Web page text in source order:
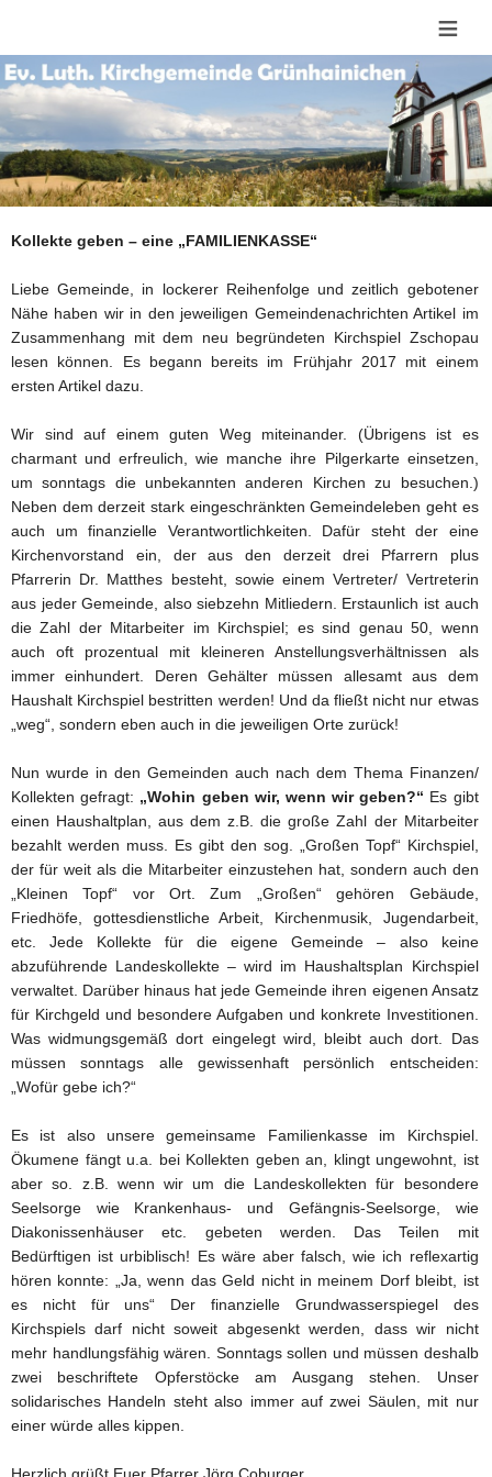
≡
Kollekte geben – eine „FAMILIENKASSE“
Liebe Gemeinde, in lockerer Reihenfolge und zeitlich gebotener
Nähe haben wir in den jeweiligen Gemeindenachrichten Artikel im
Zusammenhang mit dem neu begründeten Kirchspiel Zschopau
lesen können. Es begann bereits im Frühjahr 2017 mit einem
ersten Artikel dazu.
Wir sind auf einem guten Weg miteinander. (Übrigens ist es
charmant und erfreulich, wie manche ihre Pilgerkarte einsetzen,
um sonntags die unbekannten anderen Kirchen zu besuchen.)
Neben dem derzeit stark eingeschränkten Gemeindeleben geht es
auch um finanzielle Verantwortlichkeiten. Dafür steht der eine
Kirchenvorstand ein, der aus den derzeit drei Pfarrern plus
Pfarrerin Dr. Matthes besteht, sowie einem Vertreter/ Vertreterin
aus jeder Gemeinde, also siebzehn Mitliedern. Erstaunlich ist auch
die Zahl der Mitarbeiter im Kirchspiel; es sind genau 50, wenn
auch oft prozentual mit kleineren Anstellungsverhältnissen als
immer einhundert. Deren Gehälter müssen allesamt aus dem
Haushalt Kirchspiel bestritten werden! Und da fließt nicht nur etwas
„weg“, sondern eben auch in die jeweiligen Orte zurück!
Nun wurde in den Gemeinden auch nach dem Thema Finanzen/
Kollekten gefragt: „Wohin geben wir, wenn wir geben?“ Es gibt
einen Haushaltplan, aus dem z.B. die große Zahl der Mitarbeiter
bezahlt werden muss. Es gibt den sog. „Großen Topf“ Kirchspiel,
der für weit als die Mitarbeiter einzustehen hat, sondern auch den
„Kleinen Topf“ vor Ort. Zum „Großen“ gehören Gebäude,
Friedhöfe, gottesdienstliche Arbeit, Kirchenmusik, Jugendarbeit,
etc. Jede Kollekte für die eigene Gemeinde – also keine
abzuführende Landeskollekte – wird im Haushaltsplan Kirchspiel
verwaltet. Darüber hinaus hat jede Gemeinde ihren eigenen Ansatz
für Kirchgeld und besondere Aufgaben und konkrete Investitionen.
Was widmungsgemäß dort eingelegt wird, bleibt auch dort. Das
müssen sonntags alle gewissenhaft persönlich entscheiden:
„Wofür gebe ich?“
Es ist also unsere gemeinsame Familienkasse im Kirchspiel.
Ökumene fängt u.a. bei Kollekten geben an, klingt ungewohnt, ist
aber so. z.B. wenn wir um die Landeskollekten für besondere
Seelsorge wie Krankenhaus- und Gefängnis-Seelsorge, wie
Diakonissenhäuser etc. gebeten werden. Das Teilen mit
Bedürftigen ist urbiblisch! Es wäre aber falsch, wie ich reflexartig
hören konnte: „Ja, wenn das Geld nicht in meinem Dorf bleibt, ist
es nicht für uns“ Der finanzielle Grundwasserspiegel des
Kirchspiels darf nicht soweit abgesenkt werden, dass wir nicht
mehr handlungsfähig wären. Sonntags sollen und müssen deshalb
zwei beschriftete Opferstöcke am Ausgang stehen. Unser
solidarisches Handeln steht also immer auf zwei Säulen, mit nur
einer würde alles kippen.
Herzlich grüßt Euer Pfarrer Jörg Coburger